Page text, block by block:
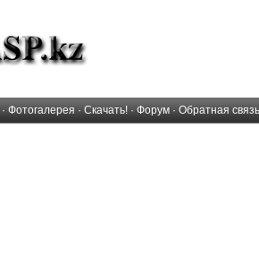
· Фотогалерея · Скачать! · Форум · Обратная связь